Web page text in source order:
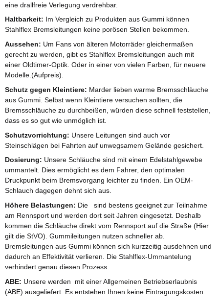
eine drallfreie Verlegung verdrehbar.
Haltbarkeit: Im Vergleich zu Produkten aus Gummi können
Stahlflex Bremsleitungen keine porösen Stellen bekommen.
Aussehen: Um Fans von älteren Motorräder gleichermaßen
gerecht zu werden, gibt es Stahlflex Bremsleitungen auch mit
einer Oldtimer-Optik. Oder in einer von vielen Farben, für neuere
Modelle.(Aufpreis).
Schutz gegen Kleintiere: Marder lieben warme Bremsschläuche
aus Gummi. Selbst wenn Kleintiere versuchen sollten, die
Bremsschläuche zu durchbeißen, würden diese schnell feststellen,
dass es so gut wie unmöglich ist.
Schutzvorrichtung: Unsere Leitungen sind auch vor
Steinschlägen bei Fahrten auf unwegsamem Gelände gesichert.
Dosierung: Unsere Schläuche sind mit einem Edelstahlgewebe
ummantelt. Dies ermöglicht es dem Fahrer, den optimalen
Druckpunkt beim Bremsvorgang leichter zu finden. Ein OEM-
Schlauch dagegen dehnt sich aus.
Höhere Belastungen: Die sind bestens geeignet zur Teilnahme
am Rennsport und werden dort seit Jahren eingesetzt. Deshalb
kommen die Schläuche direkt vom Rennsport auf die Straße (Hier
gilt die StVO). Gummileitungen nutzen schneller ab.
Bremsleitungen aus Gummi können sich kurzzeitig ausdehnen und
dadurch an Effektivität verlieren. Die Stahlflex-Ummantelung
verhindert genau diesen Prozess.
ABE: Unsere werden mit einer Allgemeinen Betriebserlaubnis
(ABE) ausgeliefert. Es entstehen Ihnen keine Eintragungskosten.